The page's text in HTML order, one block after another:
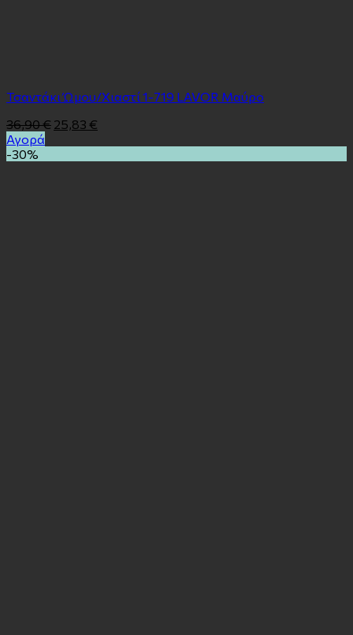
Τσαντάκι Ώμου/Χιαστί 1-719 LAVOR Μαύρο
36,90€ 25,83 €
Αγορά
-30%